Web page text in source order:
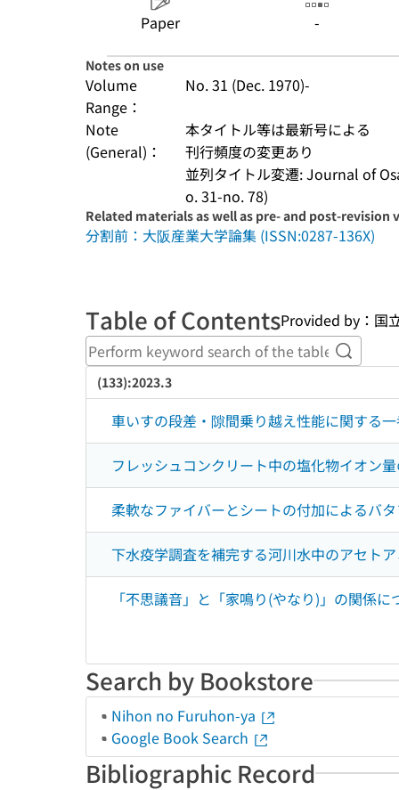
Paper -
Notes on use
Volume
Range：
No. 31 (Dec. 1970)-
Note
(General)：
本タイトル等は最新号による
刊行頻度の変更あり
並列タイトル変遷: Journal of
o. 31-no. 78)
Related materials as well as pre- and post-revision
分割前：大阪産業大学論集 (ISSN:0287-136X)
Table of ContentsProvided by：国
(133):2023.3
車いすの段差・隙間乗り越え性能に関する
フレッシュコンクリート中の塩化物イオン
柔軟なファイバーとシートの付加によるバ
下水疫学調査を補完する河川水中のアセト
「不思議音」と「家鳴り(やなり)」の関係
Search by Bookstore
Nihon no Furuhon-ya
Google Book Search
Bibliographic Record